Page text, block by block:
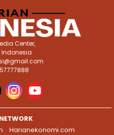
Center,
Harianekonomi.com